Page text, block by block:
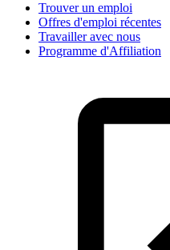
Trouver un emploi
Offres d'emploi récentes
Travailler avec nous
Programme d'Affiliation